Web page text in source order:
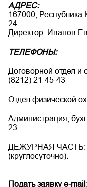
АДРЕС:
167000, Республика
24.
Директор: Иванов
ТЕЛЕФОНЫ:
Договорной отдел и
(8212) 21-45-43
Отдел физической
Администрация,
23.
ДЕЖУРНАЯ ЧАСТЬ:
(круглосуточно).
Подать заявку e-